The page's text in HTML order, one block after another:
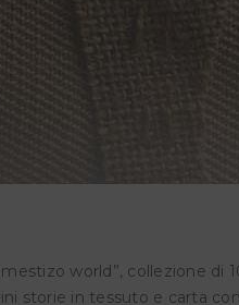
world”, collezione di
storie in tessuto e carta